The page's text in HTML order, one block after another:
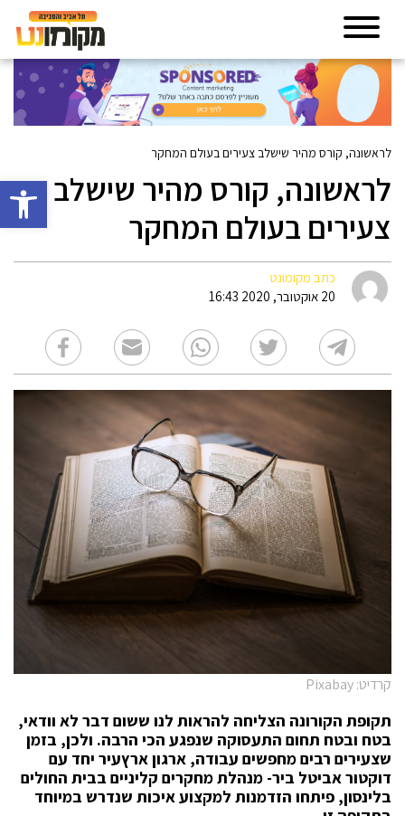
פתח
לראשונה, קורס מהיר שישלב צעירים בעולם המחקר
לראשונה, קורס מהיר שישלב
צעירים בעולם המחקר
כתב מקומונט
20 אוקטובר, 2020 16:43
קרדיט: Pixabay
תקופת הקורונה הצליחה להראות לנו ששום דבר לא וודאי,
בטח ובטח תחום התעסוקה שנפגע הכי הרבה. ולכן, בזמן
שצעירים רבים מחפשים עבודה, ארגון ארץעיר יחד עם
דוקטור אביטל ביר- מנהלת מחקרים קליניים בבית החולים
בלינסון, פיתחו הזדמנות למקצוע איכות שנדרש במיוחד